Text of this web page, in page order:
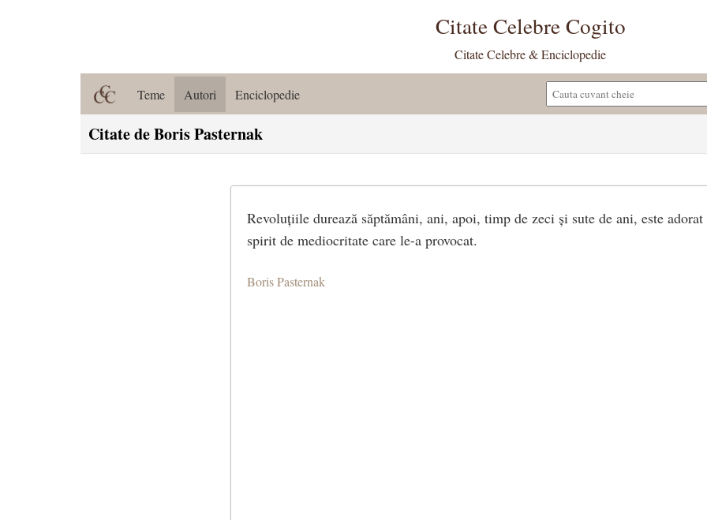
Citate Celebre Cogito
Citate Celebre & Enciclopedie
Teme Autori Enciclopedie
Citate de Boris Pasternak
Revoluțiile durează săptămâni, ani, apoi, timp de zeci și sute de ani, este
spirit de mediocritate care le-a provocat.
Boris Pasternak